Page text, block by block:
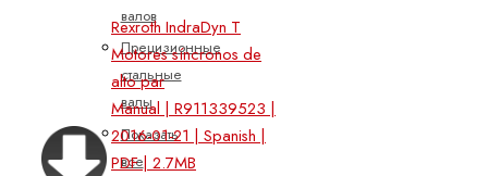
валов
Прецизионные
стальные
валы
Показать
все
Rexroth IndraDyn T
Motores síncronos de
alto par
Manual | R911339523 |
2016-01-21 | Spanish |
PDF | 2.7MB